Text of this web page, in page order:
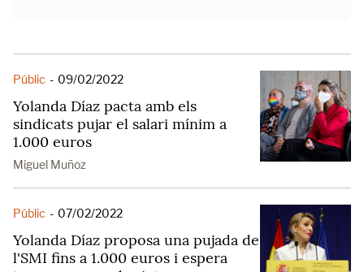
Públic - 09/02/2022
Yolanda Díaz pacta amb els
sindicats pujar el salari mínim a
1.000 euros
Miguel Muñoz
Públic - 07/02/2022
Yolanda Díaz proposa una pujada de
l'SMI fins a 1.000 euros i espera